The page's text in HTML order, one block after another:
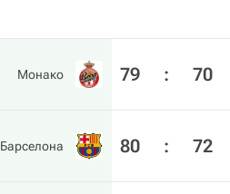
Монако 79 : 70
Барселона 80 : 72